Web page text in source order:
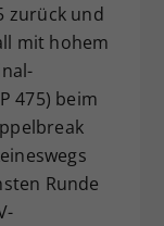
zurück und
mit hohem
475) beim
Runde